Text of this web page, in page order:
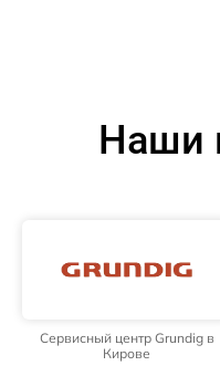
Наши
Сервисный центр Grundig в
Кирове